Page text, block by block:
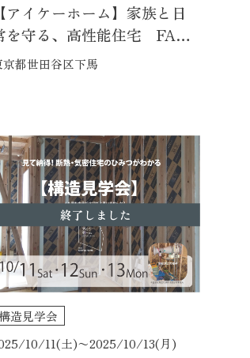
【アイケーホーム】家族と日
を守る、高性能住宅 FAVO
建築相談会
京都世田谷区下馬
終了しました
構造見学会
10/11(土)〜2025/10/13(月)